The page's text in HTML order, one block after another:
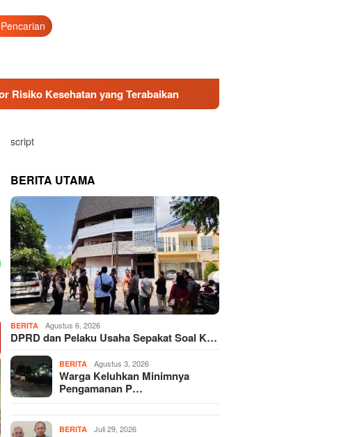
Pencarian
yang Terabaikan Direksi Baru PDAM Surya Sembada
script
BERITA UTAMA
BERITA Agustus 6, 2026
DPRD dan Pelaku Usaha Sepakat Soal K…
BERITA Agustus 3, 2026
Warga Keluhkan Minimnya
Pengamanan P…
BERITA Juli 29, 2026